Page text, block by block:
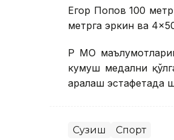
Егор Попов 100
метрга эркин ва
ҚР МОҚ
кумуш медални
аралаш эстафетада
Сузиш Спорт